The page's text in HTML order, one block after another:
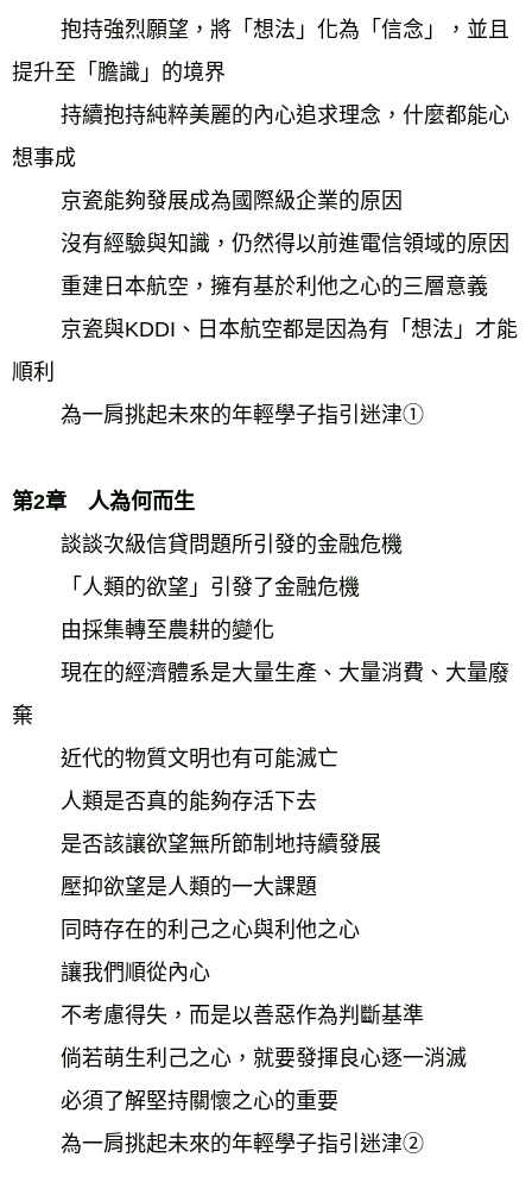
抱持強烈願望，將「想法」化為「信念」，並且
提升至「膽識」的境界
持續抱持純粹美麗的內心追求理念，什麼都能心
想事成
京瓷能夠發展成為國際級企業的原因
沒有經驗與知識，仍然得以前進電信領域的原因
重建日本航空，擁有基於利他之心的三層意義
京瓷與KDDI、日本航空都是因為有「想法」才能
順利
為一肩挑起未來的年輕學子指引迷津①
第2章　人為何而生
談談次級信貸問題所引發的金融危機
「人類的欲望」引發了金融危機
由採集轉至農耕的變化
現在的經濟體系是大量生產、大量消費、大量廢
棄
近代的物質文明也有可能滅亡
人類是否真的能夠存活下去
是否該讓欲望無所節制地持續發展
壓抑欲望是人類的一大課題
同時存在的利己之心與利他之心
讓我們順從內心
不考慮得失，而是以善惡作為判斷基準
倘若萌生利己之心，就要發揮良心逐一消滅
必須了解堅持關懷之心的重要
為一肩挑起未來的年輕學子指引迷津②